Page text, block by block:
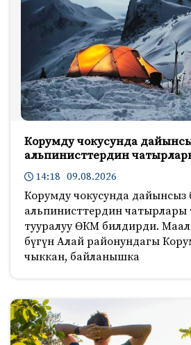
Корумду чокусунда
альпинисттердин
14:18 09.08.2026
Корумду чокусунда дайынсыз
альпинисттердин чатырлары
тууралуу ӨКМ билдирди.
бүгүн Алай районундагы
чыккан, байланышка